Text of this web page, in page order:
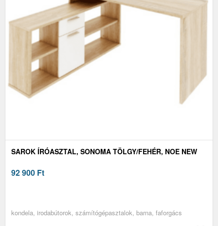
SAROK ÍRÓASZTAL, SONOMA TÖLGY/FEHÉR, NOE NEW
92 900 Ft
kondela, irodabútorok, számítógépasztalok, barna, faforgács